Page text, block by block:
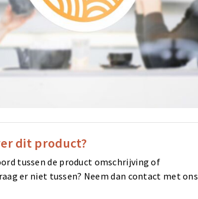
dit product?
tussen de product omschrijving of
er niet tussen? Neem dan contact met ons